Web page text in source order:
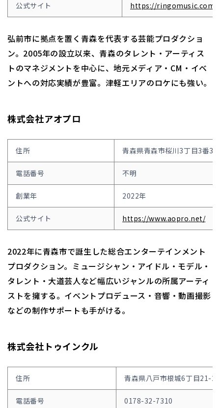
公式サイト https://ringomusic.com/
弘前市に拠点を置く青森を代表する芸能プロダクショ
ン。2005年の設立以来、青森のタレント・アーティス
トのマネジメントを中心に、地元メディア・CM・イベ
ントへの対応実績が豊富。津軽エリアのロケにも強い。
株式会社アオプロ
住所 青森県青森市桜川3丁目3番3
電話番号 不明
創業年 2022年
公式サイト https://www.aopro.net/
2022年に青森市で誕生した総合エンターテインメント
プロダクション。ミュージシャン・アイドル・モデル・
タレント・大道芸人など幅広いジャンルの所属アーティ
ストを擁する。イベントプロデュース・音響・動画撮影
などの制作サポートも手がける。
株式会社トゥインクル
住所 青森県八戸市根城6丁目21-27
電話番号 0178-32-7310